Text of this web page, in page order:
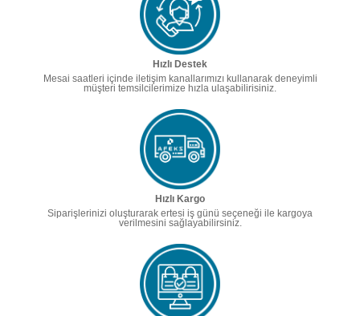
Hızlı Destek
Mesai saatleri içinde iletişim kanallarımızı kullanarak deneyimli
müşteri temsilcilerimize hızla ulaşabilirisiniz.
Hızlı Kargo
Siparişlerinizi oluşturarak ertesi iş günü seçeneği ile kargoya
verilmesini sağlayabilirsiniz.